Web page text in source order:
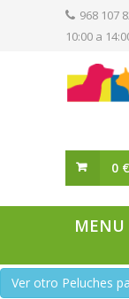
968 107
10:00 a
0 €
Ver otro Peluches